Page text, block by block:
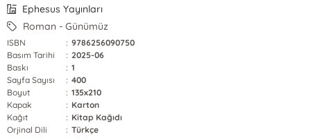
Ephesus Yayınları
Roman - Günümüz
ISBN : 9786256090750
Basım Tarihi
: 2025-06
Baskı
: 1
Sayfa Sayısı
: 400
Boyut
: 135x210
Kapak
: Karton
Kağıt
: Kitap Kağıdı
Orjinal Dili
: Türkçe